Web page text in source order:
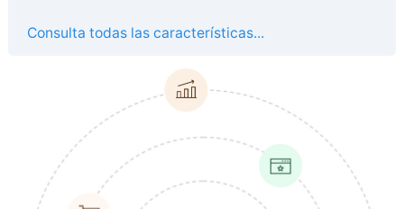
Consulta todas las características...